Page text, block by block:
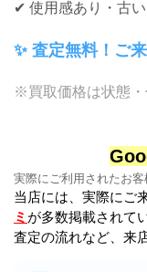
✔ 使用感あり・古
✨ 査定無料！ご
※買取価格は状態・
実際にご利用されたお客
当店には、実際にご
ミ が多数掲載されて
査定の流れなど、来